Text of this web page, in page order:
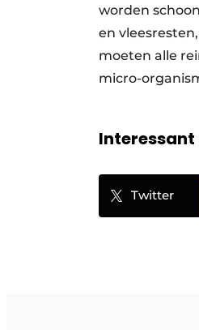
worden
en
moeten alle
micro-
Interessant
Twitter